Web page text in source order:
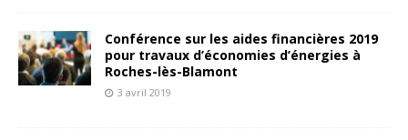
Conférence sur les aides financières 2019
pour travaux d’économies d’énergies à
Roches-lès-Blamont
3 avril 2019